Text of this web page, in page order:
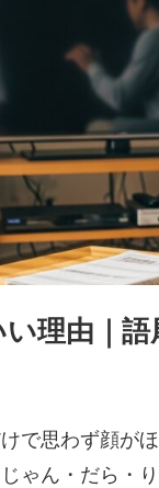
理由｜
で思わず顔が
ゃん・だら・